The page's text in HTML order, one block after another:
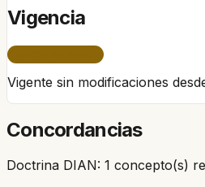
Vigencia
Vigente sin modificaciones
Concordancias
Doctrina DIAN: 1 concepto(s)